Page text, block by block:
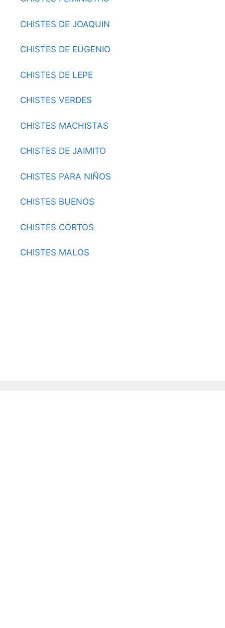
CHISTES DE JOAQUIN
CHISTES DE EUGENIO
CHISTES DE LEPE
CHISTES VERDES
CHISTES MACHISTAS
CHISTES DE JAIMITO
CHISTES PARA NIÑOS
CHISTES BUENOS
CHISTES CORTOS
CHISTES MALOS